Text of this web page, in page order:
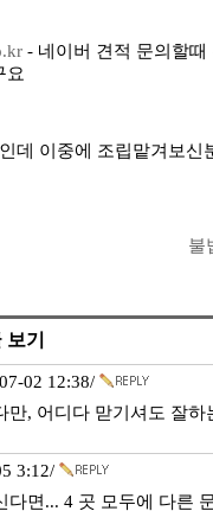
- 네이버 견적 문의할때
요
데 이중에 조립맡겨보신
불
기
02 12:38/
만, 어디다 맏기셔도 잘하
3:12/
다면... 4 곳 모두에 다른